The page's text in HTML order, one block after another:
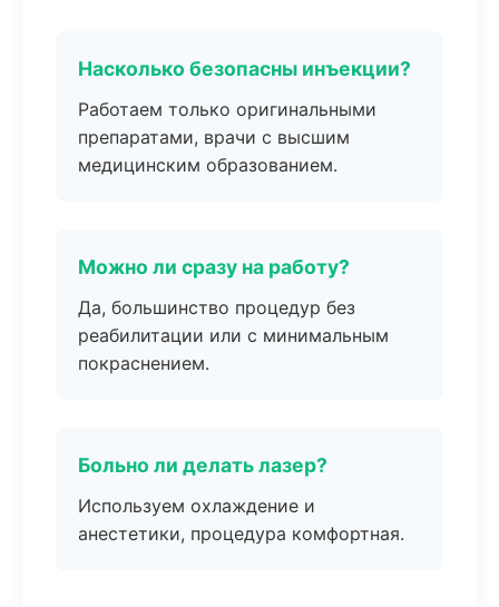
Насколько безопасны инъекции?
Работаем только оригинальными
препаратами, врачи с высшим
медицинским образованием.
Можно ли сразу на работу?
Да, большинство процедур без
реабилитации или с минимальным
покраснением.
Больно ли делать лазер?
Используем охлаждение и
анестетики, процедура комфортная.